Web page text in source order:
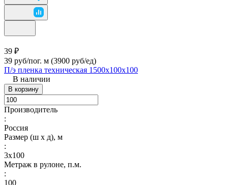
39 ₽
39 руб/пог. м (3900 руб/eд)
П/э пленка техническая 1500х100х100
В наличии
В корзину
Производитель
:
Россия
Размер (ш х д), м
:
3х100
Метраж в рулоне, п.м.
:
100